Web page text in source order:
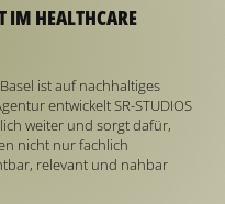
IM HEALTHCARE
ist auf nachhaltiges
entwickelt SR-STUDIOS
weiter und sorgt dafür,
nicht nur fachlich
relevant und nahbar